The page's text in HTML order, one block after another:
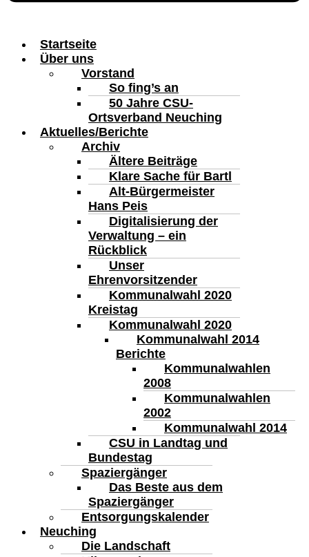
Startseite
Über uns
Vorstand
So fing’s an
50 Jahre CSU-
Ortsverband Neuching
Aktuelles/Berichte
Archiv
Ältere Beiträge
Klare Sache für Bartl
Alt-Bürgermeister
Hans Peis
Digitalisierung der
Verwaltung – ein
Rückblick
Unser
Ehrenvorsitzender
Kommunalwahl 2020
Kreistag
Kommunalwahl 2020
Kommunalwahl 2014
Berichte
Kommunalwahlen
2008
Kommunalwahlen
2002
Kommunalwahl 2014
CSU in Landtag und
Bundestag
Spaziergänger
Das Beste aus dem
Spaziergänger
Entsorgungskalender
Neuching
Die Landschaft